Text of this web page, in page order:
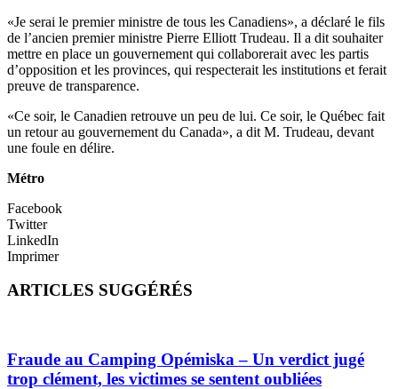
«Je serai le premier ministre de tous les Canadiens», a déclaré le fils
de l’ancien premier ministre Pierre Elliott Trudeau. Il a dit souhaiter
mettre en place un gouvernement qui collaborerait avec les partis
d’opposition et les provinces, qui respecterait les institutions et ferait
preuve de transparence.
«Ce soir, le Canadien retrouve un peu de lui. Ce soir, le Québec fait
un retour au gouvernement du Canada», a dit M. Trudeau, devant
une foule en délire.
Métro
Facebook
Twitter
LinkedIn
Imprimer
ARTICLES SUGGÉRÉS
Fraude au Camping Opémiska – Un verdict jugé
trop clément, les victimes se sentent oubliées